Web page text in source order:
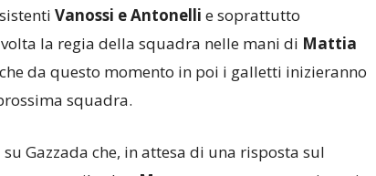
Vanossi e Antonelli e soprattutto
la regia della squadra nelle mani di Mattia
da questo momento in poi i galletti inizieranno
squadra.
Gazzada che, in attesa di una risposta sul